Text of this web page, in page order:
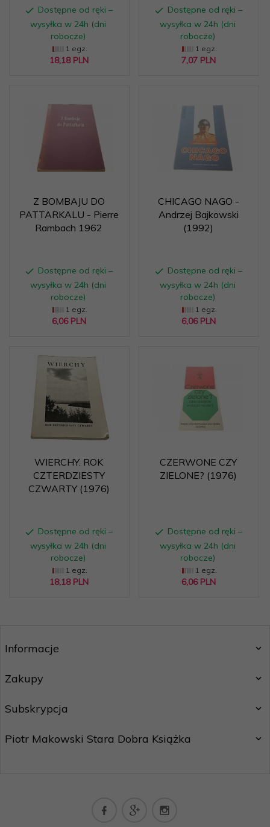
Dostępne od ręki –
wysyłka w 24h (dni
robocze)
1 egz.
18,18 PLN
Dostępne od ręki –
wysyłka w 24h (dni
robocze)
1 egz.
7,07 PLN
Z BOMBAJU DO
PATTARKALU - Pierre
Rambach 1962
Dostępne od ręki –
wysyłka w 24h (dni
robocze)
1 egz.
6,06 PLN
CHICAGO NAGO -
Andrzej Bajkowski
(1992)
Dostępne od ręki –
wysyłka w 24h (dni
robocze)
1 egz.
6,06 PLN
WIERCHY. ROK
CZTERDZIESTY
CZWARTY (1976)
Dostępne od ręki –
wysyłka w 24h (dni
robocze)
1 egz.
18,18 PLN
CZERWONE CZY
ZIELONE? (1976)
Dostępne od ręki –
wysyłka w 24h (dni
robocze)
1 egz.
6,06 PLN
Informacje
Zakupy
Subskrypcja
Piotr Makowski Stara Dobra Książka
kontakt@staradobraksiazka.pl